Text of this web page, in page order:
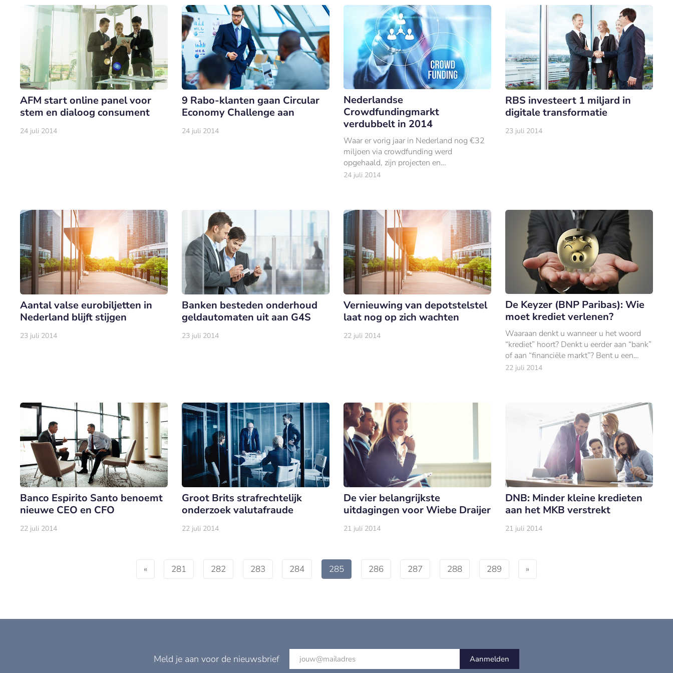
AFM start online panel voor
stem en dialoog consument
24 juli 2014
9 Rabo-klanten gaan Circular
Economy Challenge aan
24 juli 2014
Nederlandse
Crowdfundingmarkt
verdubbelt in 2014
Waar er vorig jaar in Nederland nog €32
miljoen via crowdfunding werd
opgehaald, zijn projecten en
ondernemingen in de eerste helft van
24 juli 2014
RBS investeert 1 miljard in
digitale transformatie
23 juli 2014
Aantal valse eurobiljetten in
Nederland blijft stijgen
23 juli 2014
Banken besteden onderhoud
geldautomaten uit aan G4S
23 juli 2014
Vernieuwing van depotstelstel
laat nog op zich wachten
22 juli 2014
De Keyzer (BNP Paribas): Wie
moet krediet verlenen?
Waaraan denkt u wanneer u het woord
“krediet” hoort? Denkt u eerder aan “bank”
of aan “financiële markt”? Bent u een
Europeaan, dan is de kans groot dat u
22 juli 2014
Banco Espirito Santo benoemt
nieuwe CEO en CFO
22 juli 2014
Groot Brits strafrechtelijk
onderzoek valutafraude
22 juli 2014
De vier belangrijkste
uitdagingen voor Wiebe Draijer
21 juli 2014
DNB: Minder kleine kredieten
aan het MKB verstrekt
21 juli 2014
« 281 282 283 284 285 286 287 288 289 »
Meld je aan voor de nieuwsbrief Aanmelden